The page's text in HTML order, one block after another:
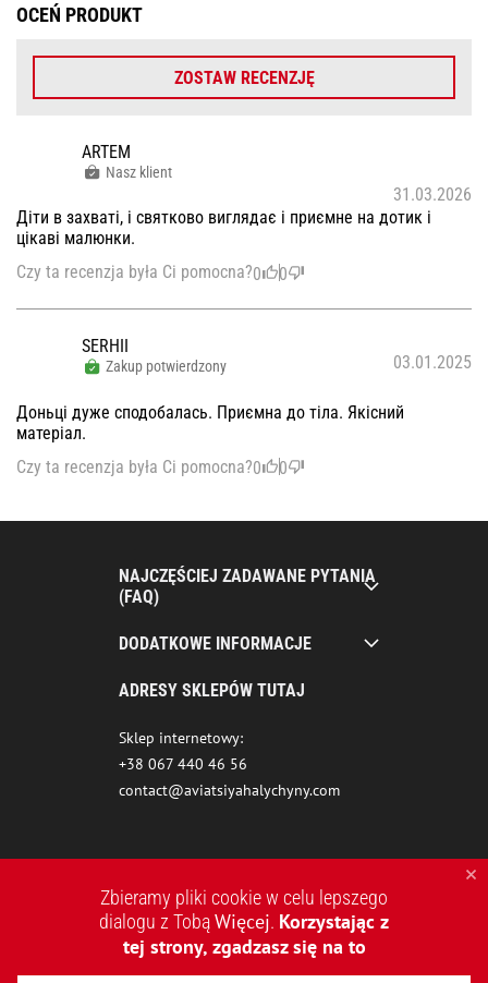
OCEŃ PRODUKT
ZOSTAW RECENZJĘ
ARTEM
Nasz klient
31.03.2026
Діти в захваті, і святково виглядає і приємне на дотик і
цікаві малюнки.
Czy ta recenzja była Ci pomocna?0 0
SERHII
Zakup potwierdzony 03.01.2025
Доньці дуже сподобалась. Приємна до тіла. Якісний
матеріал.
Czy ta recenzja była Ci pomocna?0 0
NAJCZĘŚCIEJ ZADAWANE PYTANIA
(FAQ)
DODATKOWE INFORMACJE
ADRESY SKLEPÓW TUTAJ
Sklep internetowy:
+38 067 440 46 56
contact@aviatsiyahalychyny.com
2015-2026 © AVIATSIYA HALYCHYNY – UKRAIŃSKA MARKA
Zbieramy pliki cookie w celu lepszego
dialogu z TobąWięcej. Korzystając z
tej strony, zgadzasz się na to